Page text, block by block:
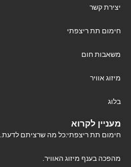
יצירת קשר
חימום תת ריצפתי
משאבות חום
מיזוג אוויר
בלוג
מעניין לקרוא
חימום תת ריצפתי:כל מה שרציתם לדעת.
מהפכה בענף מיזוג האוויר.